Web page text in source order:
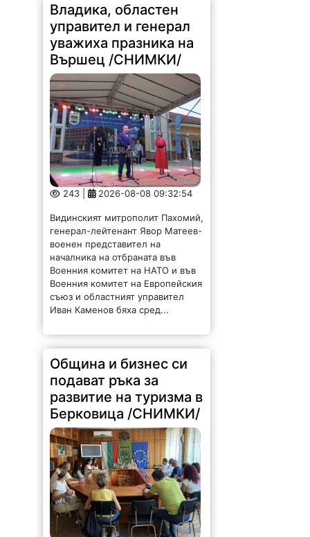
Владика, областен
управител и генерал
уважиха празника на
Вършец /СНИМКИ/
243 | 2026-08-08 09:32:54
Видинският митрополит Пахомий,
генерал-лейтенант Явор Матеев-
военен представител на
началника на отбраната във
Военния комитет на НАТО и във
Военния комитет на Европейския
съюз и областният управител
Иван Каменов бяха сред...
Община и бизнес си
подават ръка за
развитие на туризма в
Берковица /СНИМКИ/